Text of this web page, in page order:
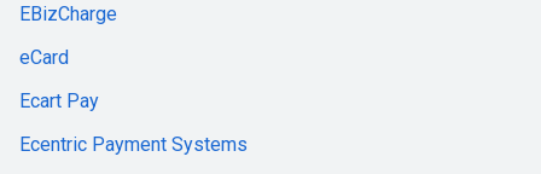
EBizCharge
eCard
Ecart Pay
Ecentric Payment Systems